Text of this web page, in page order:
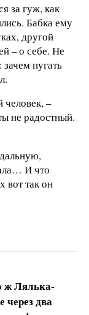
за гуж, как
Бабка ему
другой
– о себе. Не
пугать
–
не радостный.
И что
вот так он
ж Лялька-
через два